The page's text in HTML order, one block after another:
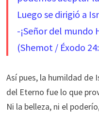
Luego se dirigió a
-¡Señor del mundo
(Shemot / Éxodo
Así pues, la humildad de
del Eterno fue lo que
Ni la belleza, ni el